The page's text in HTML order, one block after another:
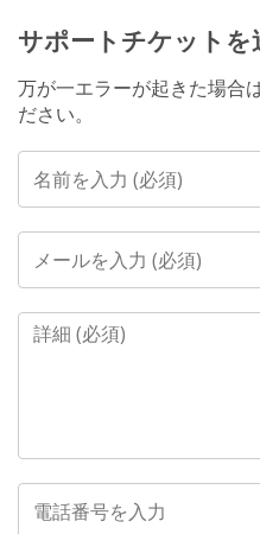
サポートチケットを
万が一エラーが起きた場合
ださい。